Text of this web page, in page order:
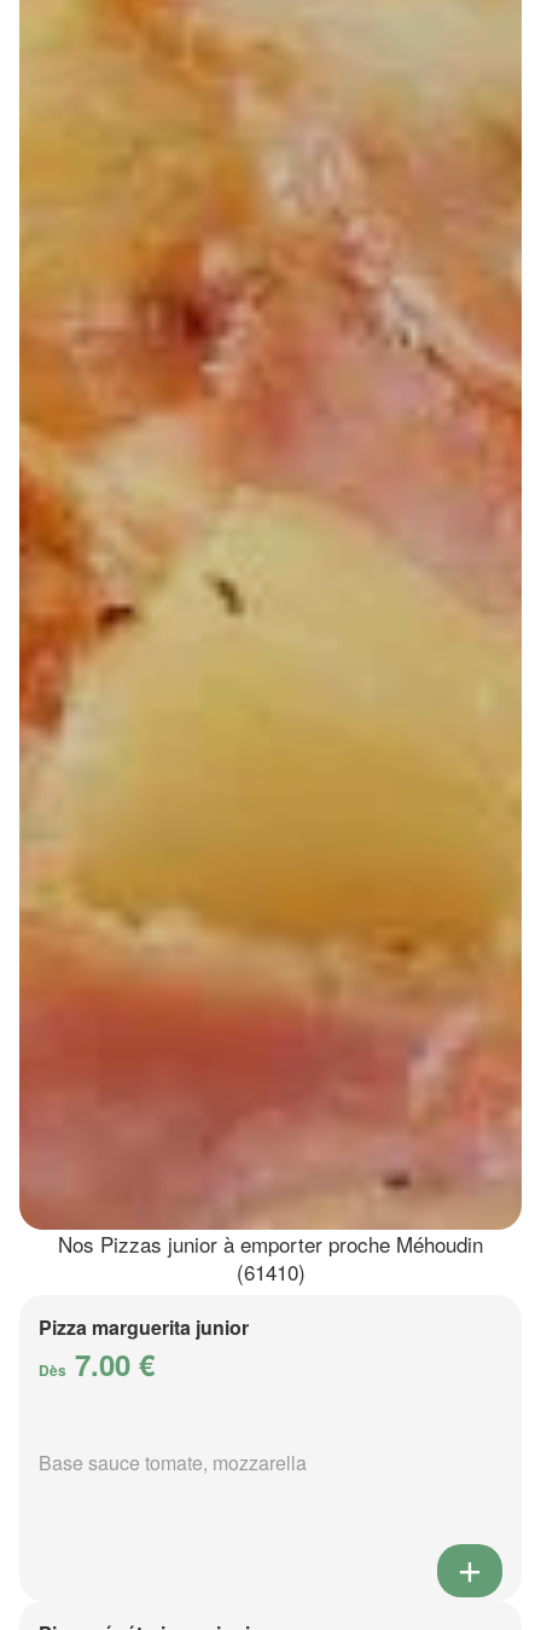
Nos Pizzas junior à emporter proche Méhoudin
(61410)
Pizza marguerita junior
Dès 7.00 €
Base sauce tomate, mozzarella